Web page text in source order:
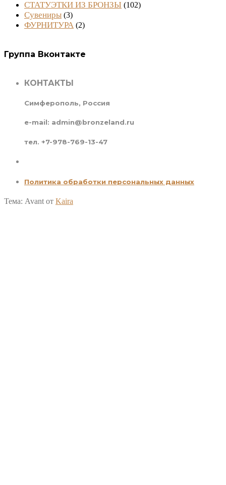
СТАТУЭТКИ ИЗ БРОНЗЫ (102)
Сувениры (3)
ФУРНИТУРА (2)
Группа Вконтакте
КОНТАКТЫ
Симферополь, Россия
e-mail: admin@bronzeland.ru
тел. +7-978-769-13-47
Политика обработки персональных данных
Тема: Avant от Kaira